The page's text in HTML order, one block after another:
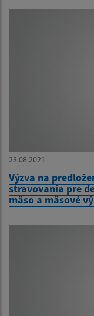
23.08.2021
Výzva na
stravovania pre
mäso a mäsové